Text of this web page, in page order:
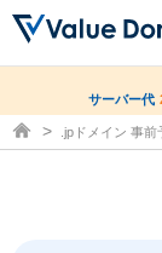
ドメイントップ
co.jpドメ
サーバー代
ドメイン取得なら
.jpドメイン 事